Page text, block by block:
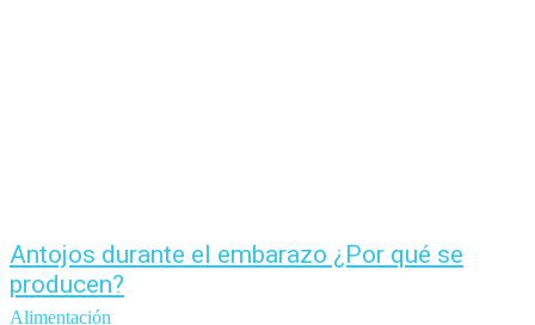
Antojos durante el embarazo ¿Por qué se
producen?
Alimentación